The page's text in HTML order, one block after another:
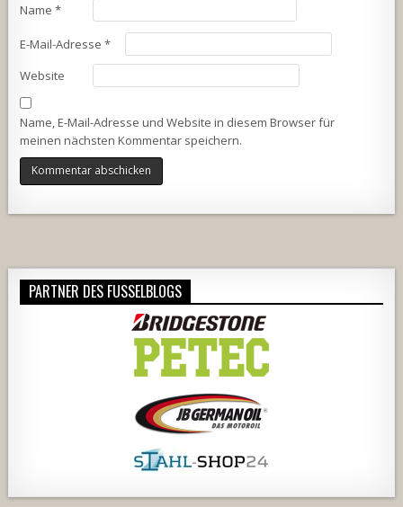
Name*
E-Mail-Adresse*
Website
Name, E-Mail-Adresse und Website in diesem Browser für
meinen nächsten Kommentar speichern.
PARTNER DES FUSSELBLOGS